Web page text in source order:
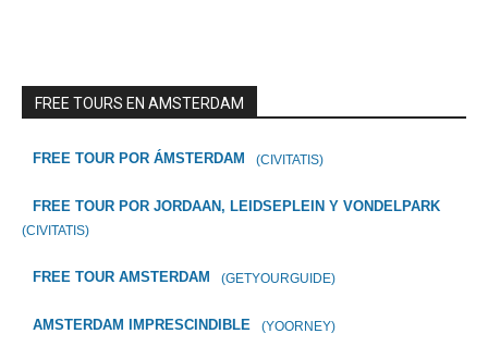
FREE TOURS EN AMSTERDAM
FREE TOUR POR ÁMSTERDAM (CIVITATIS)
FREE TOUR POR JORDAAN, LEIDSEPLEIN Y VONDELPARK
(CIVITATIS)
FREE TOUR AMSTERDAM (GETYOURGUIDE)
AMSTERDAM IMPRESCINDIBLE (YOORNEY)